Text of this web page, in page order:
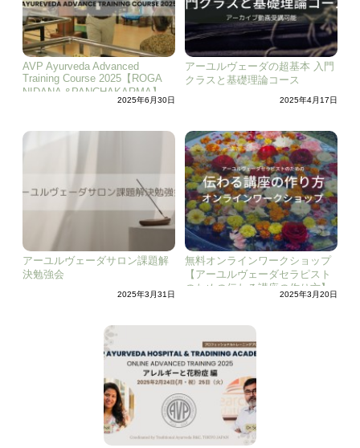
AVP Ayurveda Advanced
Training Course 2025【ROGA
NIDANA &PANCHAKARMA】
2025年6月30日
アーユルヴェーダの超基本 入門
クラスと基礎理論コース
2025年4月17日
アーユルヴェーダサロン課題解
決勉強会
2025年3月31日
無料オンラインワークショップ
【アーユルヴェーダセラピスト
のための伝わる講座の作り方】
2025年3月20日